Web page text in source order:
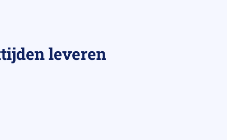
leveren